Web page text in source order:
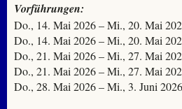
Vorführungen:
Do., 14. Mai 2026 – Mi., 20. Mai
Do., 14. Mai 2026 – Mi., 20. Mai
Do., 21. Mai 2026 – Mi., 27. Mai
Do., 21. Mai 2026 – Mi., 27. Mai
Do., 28. Mai 2026 – Mi., 3. Juni